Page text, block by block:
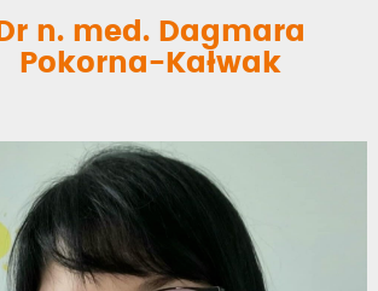
Dr n. med. Dagmara
Pokorna-Kałwak